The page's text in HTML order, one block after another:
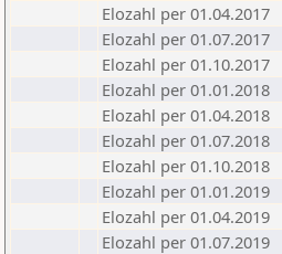
Elozahl per 01.04.2017
Elozahl per 01.07.2017
Elozahl per 01.10.2017
Elozahl per 01.01.2018
Elozahl per 01.04.2018
Elozahl per 01.07.2018
Elozahl per 01.10.2018
Elozahl per 01.01.2019
Elozahl per 01.04.2019
Elozahl per 01.07.2019